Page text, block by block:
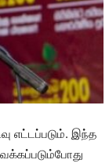
எட்டப்படும். இந்த